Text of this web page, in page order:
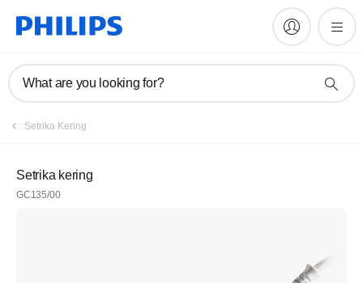
What are you looking for?
Setrika Kering
Setrika kering
GC135/00